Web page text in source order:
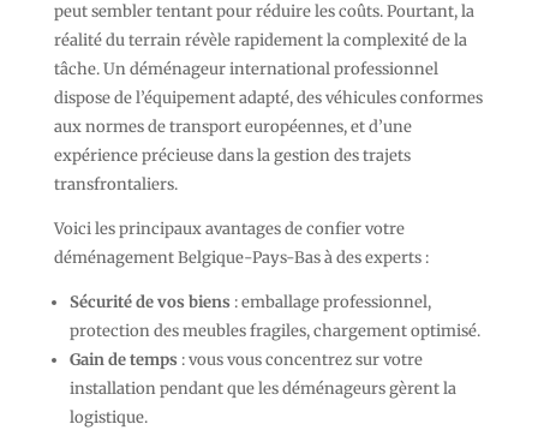
peut sembler tentant pour réduire les coûts. Pourtant, la
réalité du terrain révèle rapidement la complexité de la
tâche. Un déménageur international professionnel
dispose de l’équipement adapté, des véhicules conformes
aux normes de transport européennes, et d’une
expérience précieuse dans la gestion des trajets
transfrontaliers.
Voici les principaux avantages de confier votre
déménagement Belgique-Pays-Bas à des experts :
Sécurité de vos biens : emballage professionnel,
protection des meubles fragiles, chargement optimisé.
Gain de temps : vous vous concentrez sur votre
installation pendant que les déménageurs gèrent la
logistique.